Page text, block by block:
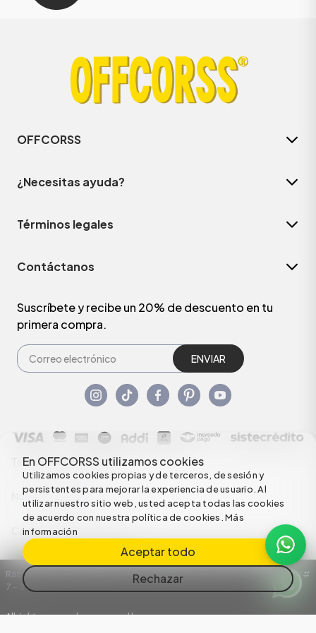
En OFFCORSS utilizamos cookies
Utilizamos cookies propias y de terceros, de sesión y
persistentes para mejorar la experiencia de usuario. Al
utilizar nuestro sitio web, usted acepta todas las cookies
de acuerdo con nuestra política de cookies.Más
información
Aceptar todo
Rechazar
OFFCORSS
¿Necesitas ayuda?
Términos legales
Contáctanos
Suscríbete y recibe un 20% de descuento en tu
primera compra.
ENVIAR
Términos y condiciones
Nuestras Políticas
Configuración de Cookies
Razón Social: C.I HERMECO S.A. NIT: 890924167-6 Dirección: Carrera 50 #
7 – 35
All rights reserved empowered by